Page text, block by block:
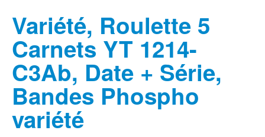
Variété, Roulette 5
Carnets YT 1214-
C3Ab, Date + Série,
Bandes Phospho
variété